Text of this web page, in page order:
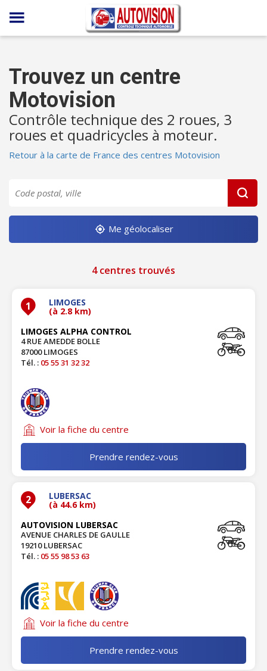
Panneau de gestion des cookies
Trouvez un centre
Motovision
Contrôle technique des 2 roues, 3
roues et quadricycles à moteur.
Retour à la carte de France des centres Motovision
Me géolocaliser
4 centres trouvés
1 LIMOGES
(à 2.8 km)
LIMOGES ALPHA CONTROL
4 RUE AMEDDE BOLLE
87000 LIMOGES
Tél. : 05 55 31 32 32
Voir la fiche du centre
Prendre rendez-vous
2 LUBERSAC
(à 44.6 km)
AUTOVISION LUBERSAC
AVENUE CHARLES DE GAULLE
19210 LUBERSAC
Tél. : 05 55 98 53 63
Voir la fiche du centre
Prendre rendez-vous